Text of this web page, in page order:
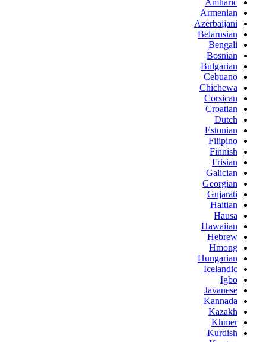
Amharic
Armenian
Azerbaijani
Belarusian
Bengali
Bosnian
Bulgarian
Cebuano
Chichewa
Corsican
Croatian
Dutch
Estonian
Filipino
Finnish
Frisian
Galician
Georgian
Gujarati
Haitian
Hausa
Hawaiian
Hebrew
Hmong
Hungarian
Icelandic
Igbo
Javanese
Kannada
Kazakh
Khmer
Kurdish